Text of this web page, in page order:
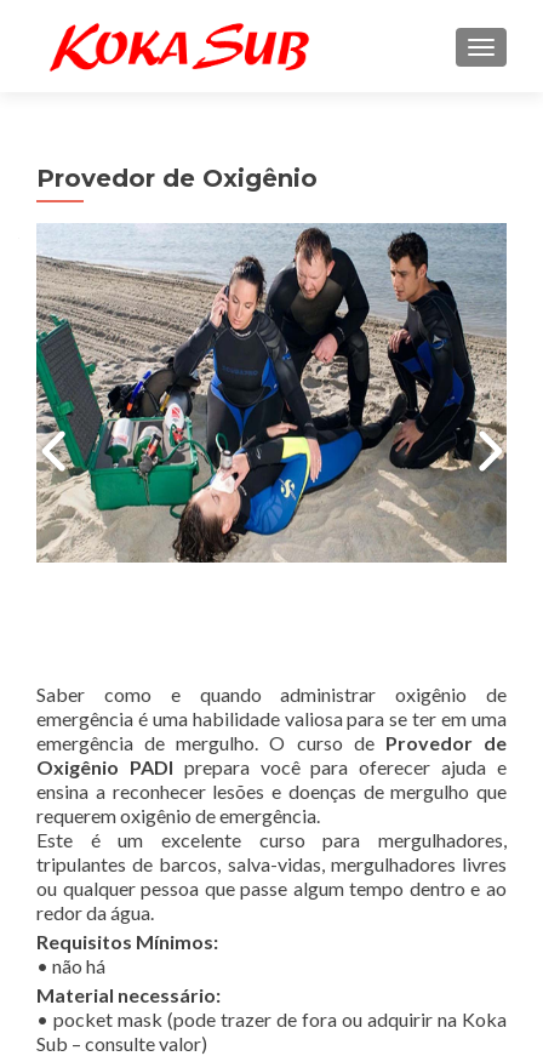
Provedor de Oxigênio
Saber como e quando administrar oxigênio de
emergência é uma habilidade valiosa para se ter em uma
emergência de mergulho. O curso de Provedor de
Oxigênio PADI prepara você para oferecer ajuda e
ensina a reconhecer lesões e doenças de mergulho que
requerem oxigênio de emergência.
Este é um excelente curso para mergulhadores,
tripulantes de barcos, salva-vidas, mergulhadores livres
ou qualquer pessoa que passe algum tempo dentro e ao
redor da água.
Requisitos Mínimos:
• não há
Material necessário:
• pocket mask (pode trazer de fora ou adquirir na Koka
Sub – consulte valor)